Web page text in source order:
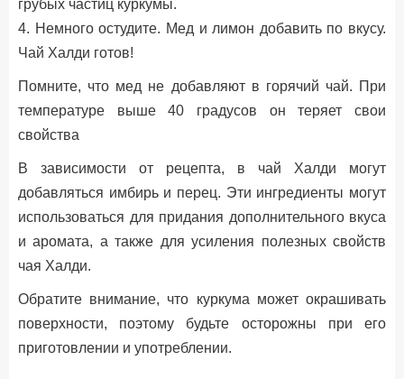
грубых частиц куркумы.
4. Немного остудите. Мед и лимон добавить по вкусу.
Чай Халди готов!
Помните, что мед не добавляют в горячий чай. При
температуре выше 40 градусов он теряет свои
свойства
В зависимости от рецепта, в чай Халди могут
добавляться имбирь и перец. Эти ингредиенты могут
использоваться для придания дополнительного вкуса
и аромата, а также для усиления полезных свойств
чая Халди.
Обратите внимание, что куркума может окрашивать
поверхности, поэтому будьте осторожны при его
приготовлении и употреблении.